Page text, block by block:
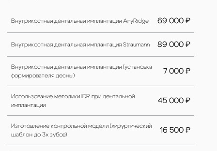
Внутрикостная дентальная имплантация AnyRidge 69 000 ₽
Внутрикостная дентальная имплантация Straumann 89 000 ₽
Внутрикостная дентальная имплантация (установка
формирователя десны)
7 000 ₽
Использование методики IDR при дентальной
имплантации
45 000 ₽
Изготовление контрольной модели (хирургический
шаблон до 3х зубов)
16 500 ₽